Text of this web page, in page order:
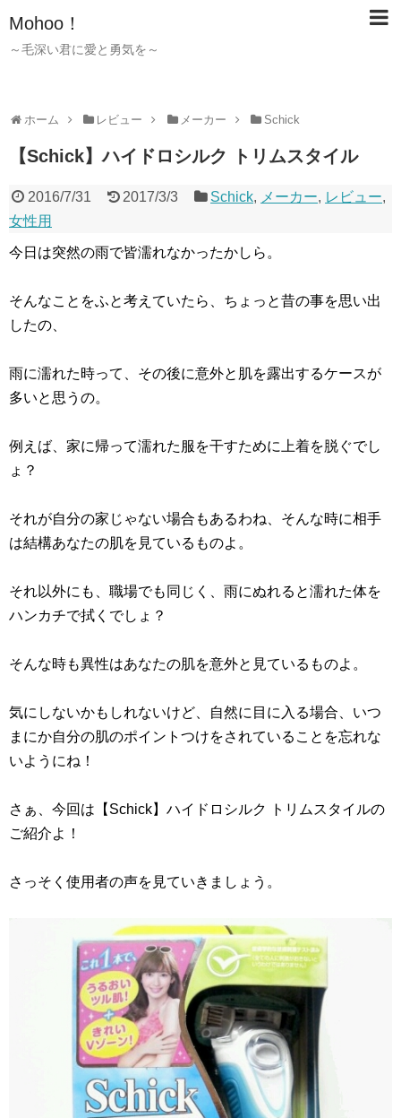
Mohoo！
～毛深い君に愛と勇気を～
ホーム レビュー メーカー Schick
【Schick】ハイドロシルク トリムスタイル
2016/7/31 2017/3/3 Schick, メーカー, レビュー,
女性用
今日は突然の雨で皆濡れなかったかしら。
そんなことをふと考えていたら、ちょっと昔の事を思い出
したの、
雨に濡れた時って、その後に意外と肌を露出するケースが
多いと思うの。
例えば、家に帰って濡れた服を干すために上着を脱ぐでし
ょ？
それが自分の家じゃない場合もあるわね、そんな時に相手
は結構あなたの肌を見ているものよ。
それ以外にも、職場でも同じく、雨にぬれると濡れた体を
ハンカチで拭くでしょ？
そんな時も異性はあなたの肌を意外と見ているものよ。
気にしないかもしれないけど、自然に目に入る場合、いつ
まにか自分の肌のポイントつけをされていることを忘れな
いようにね！
さぁ、今回は【Schick】ハイドロシルク トリムスタイルの
ご紹介よ！
さっそく使用者の声を見ていきましょう。